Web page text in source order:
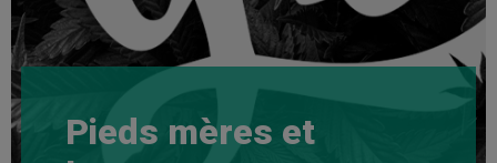
Pieds mères et